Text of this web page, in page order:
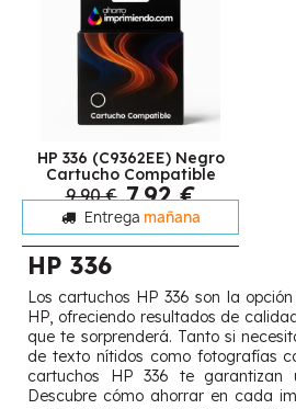
HP 336 (C9362EE) Negro
Cartucho Compatible
9,90 € 7,92 €
Entrega mañana
HP 336
Los cartuchos HP 336 son la
HP, ofreciendo resultados de
que te sorprenderá. Tanto si
de texto nítidos como fotografías
cartuchos HP 336 te garantizan
Descubre cómo ahorrar en cada